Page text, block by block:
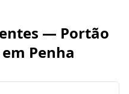
— Portão
Penha